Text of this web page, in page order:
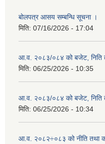
बोलपत्र आसय सम्बन्धि सूचना ।
मिति: 07/16/2026 - 17:04
आ.व. २०८३/०८४ को बजेट, निति
मिति: 06/25/2026 - 10:35
आ.व. २०८३/०८४ को बजेट, निति
मिति: 06/25/2026 - 10:34
आ.व. २०८२÷०८३ को नीति तथा